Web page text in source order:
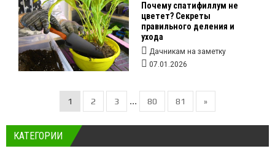
Почему спатифиллум не
цветет? Секреты
правильного деления и
ухода
Дачникам на заметку
07.01.2026
1 2 3 ... 80 81 »
КАТЕГОРИИ